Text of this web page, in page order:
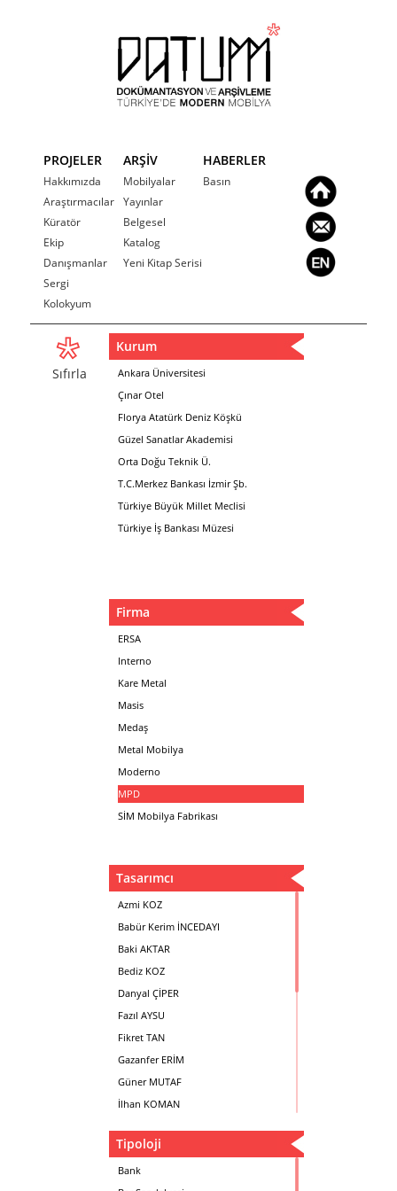
PROJELER
Hakkımızda
Araştırmacılar
Küratör
Ekip
Danışmanlar
Sergi
Kolokyum
ARŞİV
Mobilyalar
Yayınlar
Belgesel
Katalog
Yeni Kitap Serisi
HABERLER
Basın
Sıfırla
Kurum
Ankara Üniversitesi
Çınar Otel
Florya Atatürk Deniz Köşkü
Güzel Sanatlar Akademisi
Orta Doğu Teknik Ü.
T.C.Merkez Bankası İzmir Şb.
Türkiye Büyük Millet Meclisi
Türkiye İş Bankası Müzesi
Firma
ERSA
Interno
Kare Metal
Masis
Medaş
Metal Mobilya
Moderno
MPD
SİM Mobilya Fabrikası
Tasarımcı
Azmi KOZ
Babür Kerim İNCEDAYI
Baki AKTAR
Bediz KOZ
Danyal ÇİPER
Fazıl AYSU
Fikret TAN
Gazanfer ERİM
Güner MUTAF
İlhan KOMAN
Metin Atabey ATA
Minas BOYACIYAN
Tipoloji
Bank